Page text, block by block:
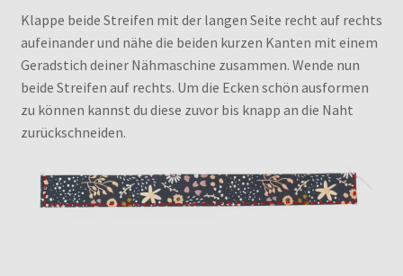
Klappe beide Streifen mit der langen Seite recht auf rechts
aufeinander und nähe die beiden kurzen Kanten mit einem
Geradstich deiner Nähmaschine zusammen. Wende nun
beide Streifen auf rechts. Um die Ecken schön ausformen
zu können kannst du diese zuvor bis knapp an die Naht
zurückschneiden.